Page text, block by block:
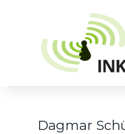
Dagmar